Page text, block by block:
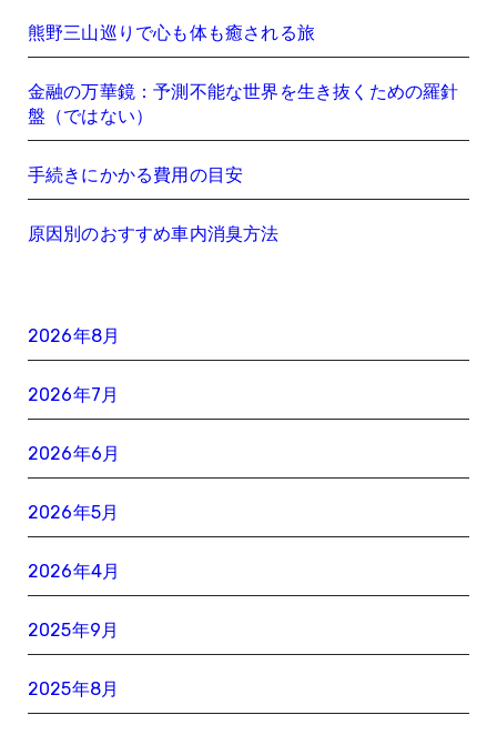
熊野三山巡りで心も体も癒される旅
金融の万華鏡：予測不能な世界を生き抜くための羅針
盤（ではない）
手続きにかかる費用の目安
原因別のおすすめ車内消臭方法
2026年8月
2026年7月
2026年6月
2026年5月
2026年4月
2025年9月
2025年8月